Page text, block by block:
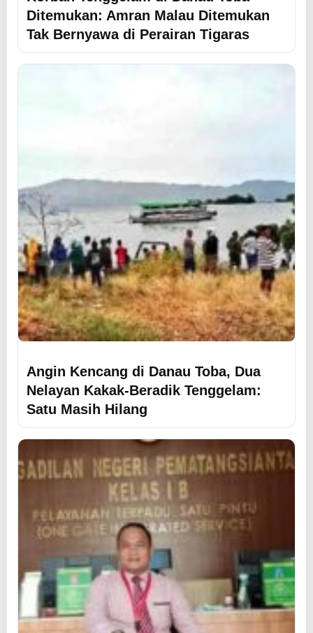
Ditemukan: Amran Malau Ditemukan
Tak Bernyawa di Perairan Tigaras
Angin Kencang di Danau Toba, Dua
Nelayan Kakak-Beradik Tenggelam:
Satu Masih Hilang